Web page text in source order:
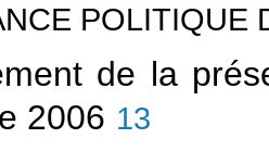
POLITIQUE
de la
2006 13